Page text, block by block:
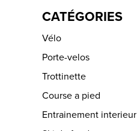
CATÉGORIES
Vélo
Porte-velos
Trottinette
Course a pied
Entrainement interieur